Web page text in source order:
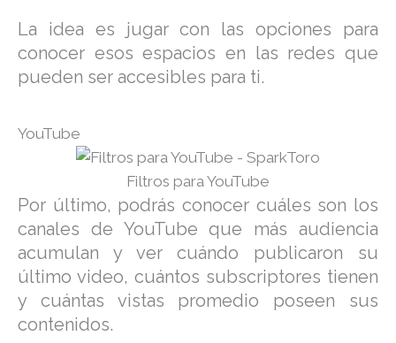
La idea es jugar con las opciones para
conocer esos espacios en las redes que
pueden ser accesibles para ti.
YouTube
Filtros para YouTube
Por último, podrás conocer cuáles son los
canales de YouTube que más audiencia
acumulan y ver cuándo publicaron su
último video, cuántos subscriptores tienen
y cuántas vistas promedio poseen sus
contenidos.